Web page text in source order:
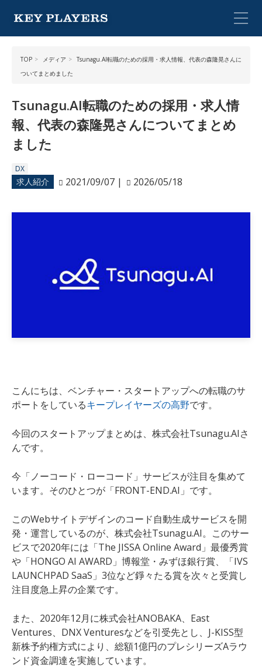
TOP メディア
Tsunagu.AI転職のための採用・求人情報、代表の森隆晃さんに
ついてまとめました
Tsunagu.AI転職のための採用・求人情
報、代表の森隆晃さんについてまとめ
ました
DX
求人紹介 2021/09/07 | 2026/05/18
こんにちは、ベンチャー・スタートアップへの転職のサ
ポートをしているキープレイヤーズの高野です。
今回のスタートアップまとめは、株式会社Tsunagu.AIさ
んです。
今「ノーコード・ローコード」サービスが注目を集めて
います。そのひとつが「FRONT-END.AI」です。
このWebサイトデザインのコード自動生成サービスを開
発・運営しているのが、株式会社Tsunagu.AI。このサー
ビスで2020年には「The JISSA Online Award」最優秀賞
や「HONGO AI AWARD」博報堂・みずほ銀行賞、「IVS
LAUNCHPAD SaaS」3位など錚々たる賞を次々と受賞し
注目度急上昇の企業です。
また、2020年12月に株式会社ANOBAKA、East
Ventures、DNX Venturesなどを引受先とし、J-KISS型
新株予約権方式により、総額1億円のプレシリーズAラウ
ンド資金調達を実施しています。